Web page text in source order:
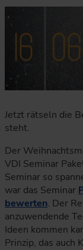
Jetzt rätseln die
steht.
Der
VDI Seminar
Seminar so
war das Seminar
bewerten. Der
anzuwendende
Ideen kommen
Prinzip, das auch